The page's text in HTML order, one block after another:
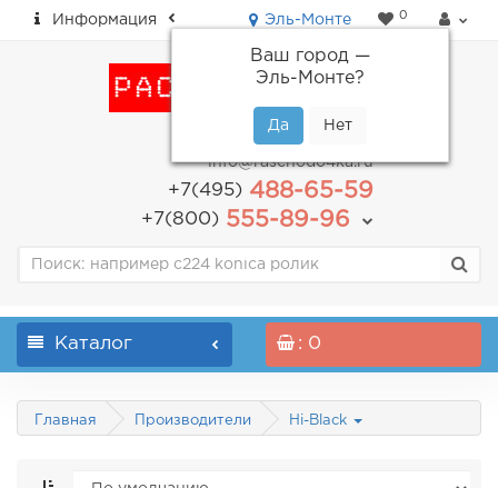
Информация Эль-Монте
Ваш город —
Эль-Монте?
0
пн-пт: с 9.00 до 18.00
info@raschodo4ka.ru
+7(495)488-65-59
+7(800)555-89-96
Каталог : 0
Главная Производители Hi-Black